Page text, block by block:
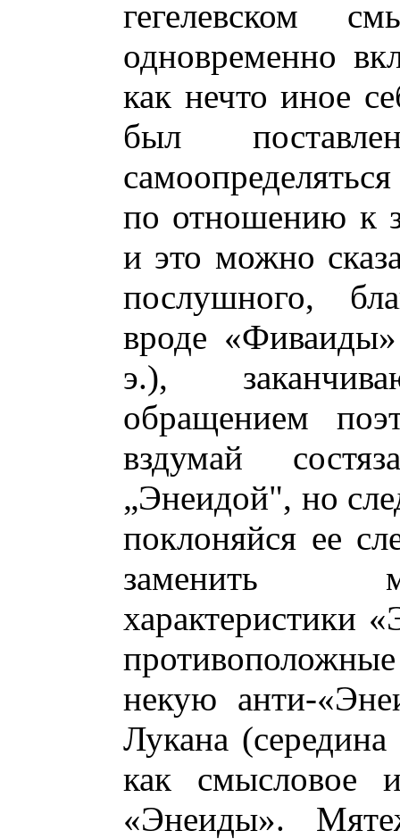
гегелевском
одновременно
как нечто иное
был
по отношению к
и это можно
послушного,
вроде
э.),
обращением
вздумай
„Энеидой", но
поклоняйся ее
заменить
характеристики
некую анти-
Лукана
как смысловое
«Энеиды».